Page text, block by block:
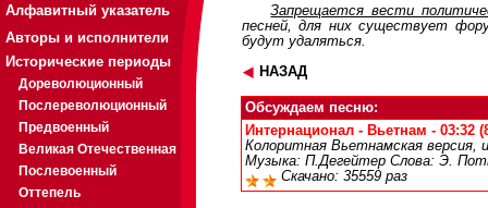
Алфавитный указатель
Авторы и исполнители
Исторические периоды
Дореволюционный
Послереволюционный
Предвоенный
Великая Отечественная
Послевоенный
Оттепель
Запрещается вести
песней, для них существует
будут удаляться.
НАЗАД
Обсуждаем песню:
Интернационал - Вьетнам - 03:32
Колоритная Вьетнамская версия,
Музыка: П.Дегейтер Слова: Э.
Скачано: 35559 раз